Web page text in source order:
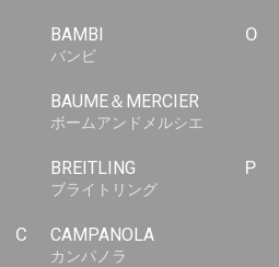
BAMBI
バンビ
BAUME＆MERCIER
ボームアンドメルシエ
BREITLING
ブライトリング
C CAMPANOLA
カンパノラ
O
P